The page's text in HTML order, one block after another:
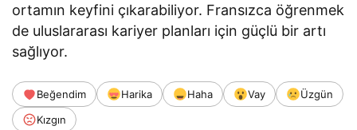
ortamın keyfini çıkarabiliyor. Fransızca öğrenmek
de uluslararası kariyer planları için güçlü bir artı
sağlıyor.
Beğendim Harika Haha Vay
Üzgün
Kızgın